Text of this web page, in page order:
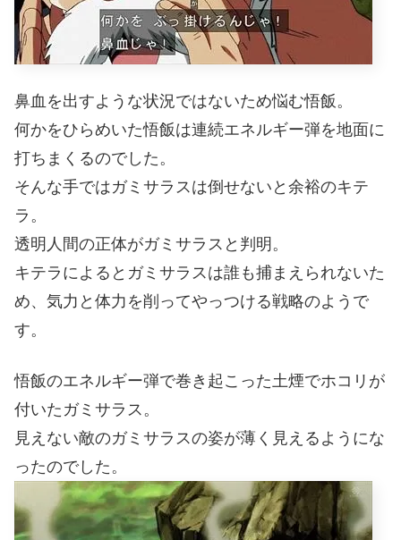
鼻血を出すような状況ではないため悩む悟飯。
何かをひらめいた悟飯は連続エネルギー弾を地面に
打ちまくるのでした。
そんな手ではガミサラスは倒せないと余裕のキテ
ラ。
透明人間の正体がガミサラスと判明。
キテラによるとガミサラスは誰も捕まえられないた
め、気力と体力を削ってやっつける戦略のようで
す。
悟飯のエネルギー弾で巻き起こった土煙でホコリが
付いたガミサラス。
見えない敵のガミサラスの姿が薄く見えるようにな
ったのでした。